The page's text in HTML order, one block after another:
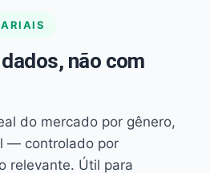
não com
do mercado por gênero,
— controlado por
relevante. Útil para